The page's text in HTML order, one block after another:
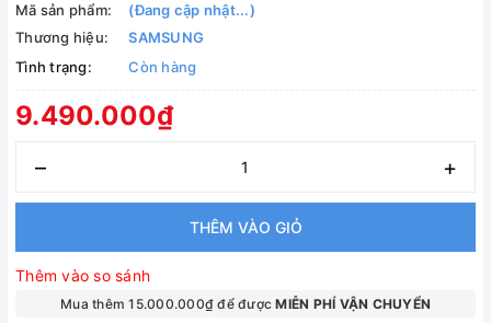
Mã sản phẩm:
(Đang cập nhật...)
Thương hiệu:
SAMSUNG
Tình trạng:
Còn hàng
9.490.000₫
– +
THÊM VÀO GIỎ
Thêm vào so sánh
Mua thêm 15.000.000₫ để đượcMIỄN PHÍ VẬN CHUYỂN